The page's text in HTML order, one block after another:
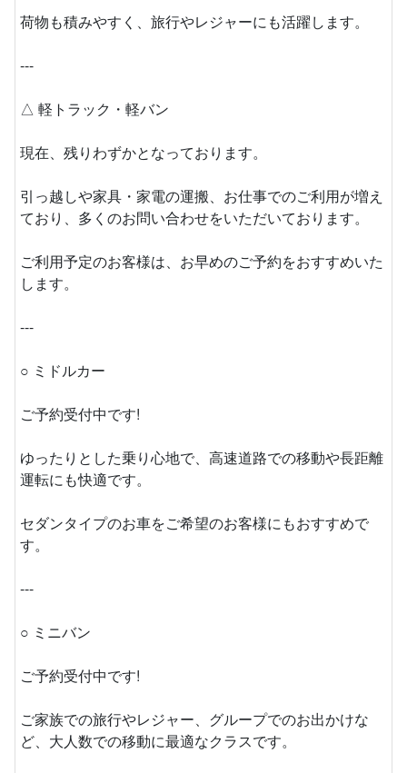
荷物も積みやすく、旅行やレジャーにも活躍します。
---
△ 軽トラック・軽バン
現在、残りわずかとなっております。
引っ越しや家具・家電の運搬、お仕事でのご利用が増え
ており、多くのお問い合わせをいただいております。
ご利用予定のお客様は、お早めのご予約をおすすめいた
します。
---
○ ミドルカー
ご予約受付中です!
ゆったりとした乗り心地で、高速道路での移動や長距離
運転にも快適です。
セダンタイプのお車をご希望のお客様にもおすすめで
す。
---
○ ミニバン
ご予約受付中です!
ご家族での旅行やレジャー、グループでのお出かけな
ど、大人数での移動に最適なクラスです。